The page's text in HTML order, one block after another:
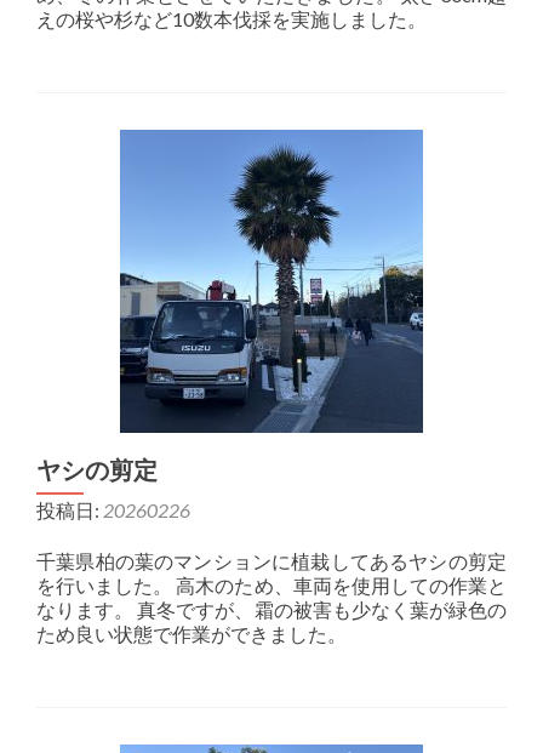
えの桜や杉など10数本伐採を実施しました。
ヤシの剪定
投稿日: 20260226
千葉県柏の葉のマンションに植栽してあるヤシの剪定
を行いました。 高木のため、車両を使用しての作業と
なります。 真冬ですが、霜の被害も少なく葉が緑色の
ため良い状態で作業ができました。